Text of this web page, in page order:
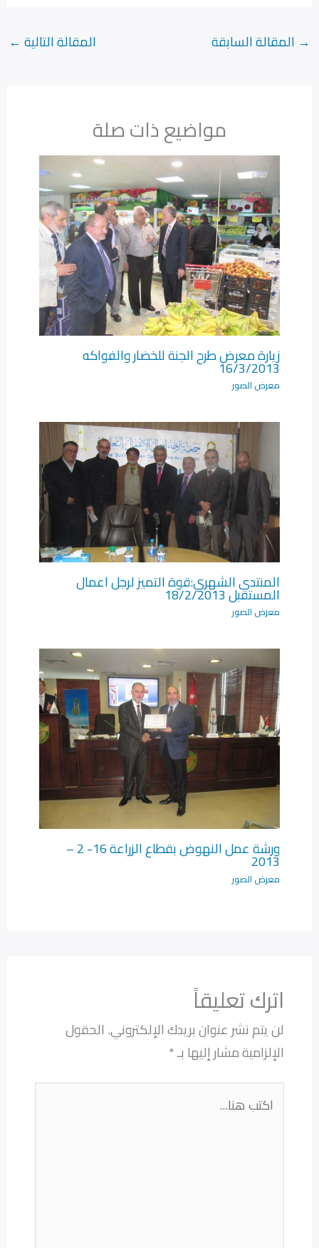
→ المقالة السابقة المقالة التالية ←
مواضيع ذات صلة
زيارة معرض طرح الجنة للخضار والفواكه
16/3/2013
معرض الصور
المنتدى الشهري:قوة التميز لرجل اعمال
المستقبل 18/2/2013
معرض الصور
ورشة عمل النهوض بقطاع الزراعة 16- 2 –
2013
معرض الصور
اترك تعليقاً
لن يتم نشر عنوان بريدك الإلكتروني. الحقول
الإلزامية مشار إليها بـ*
هنا...